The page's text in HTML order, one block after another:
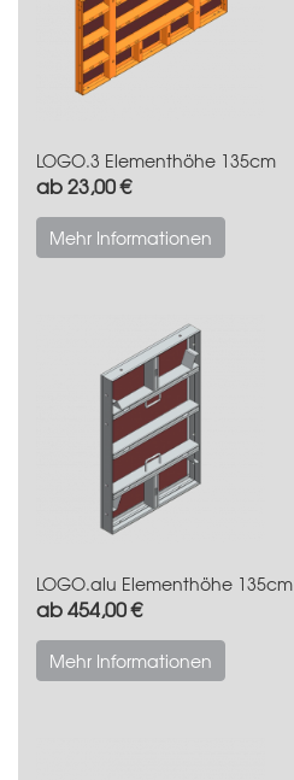
LOGO.3 Elementhöhe 135cm
ab 23,00 €
Mehr Informationen
LOGO.alu Elementhöhe 135cm
ab 454,00 €
Mehr Informationen